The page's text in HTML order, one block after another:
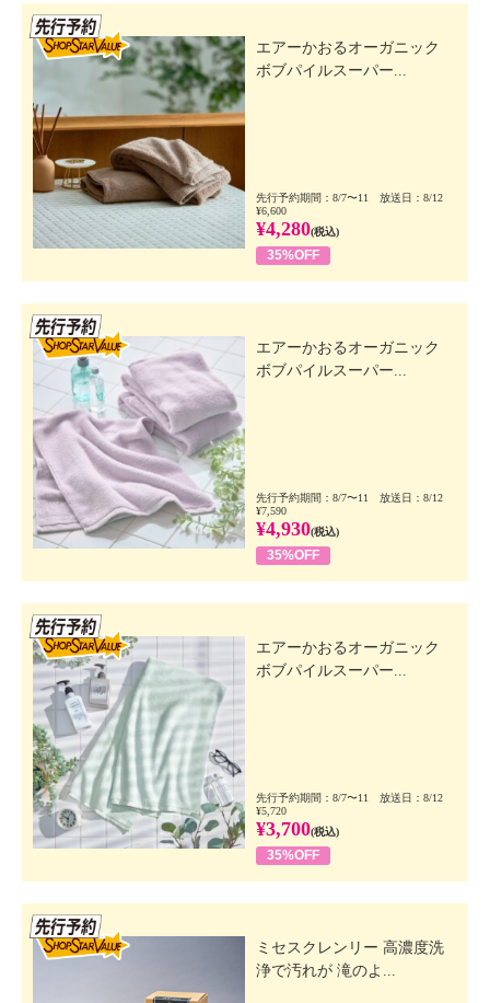
エアーかおるオーガニック
ボブパイルスーパー...
先行予約期間：8/7〜11 放送日：8/12
¥6,600
¥4,280(税込)
35%OFF
エアーかおるオーガニック
ボブパイルスーパー...
先行予約期間：8/7〜11 放送日：8/12
¥7,590
¥4,930(税込)
35%OFF
エアーかおるオーガニック
ボブパイルスーパー...
先行予約期間：8/7〜11 放送日：8/12
¥5,720
¥3,700(税込)
35%OFF
ミセスクレンリー 高濃度洗
浄で汚れが 滝のよ...